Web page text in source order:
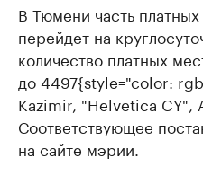
В Тюмени часть
перейдет на
количество платных
до4497{style="color:
Kazimir, "Helvetica CY",
Соответствующее
на сайте мэрии.